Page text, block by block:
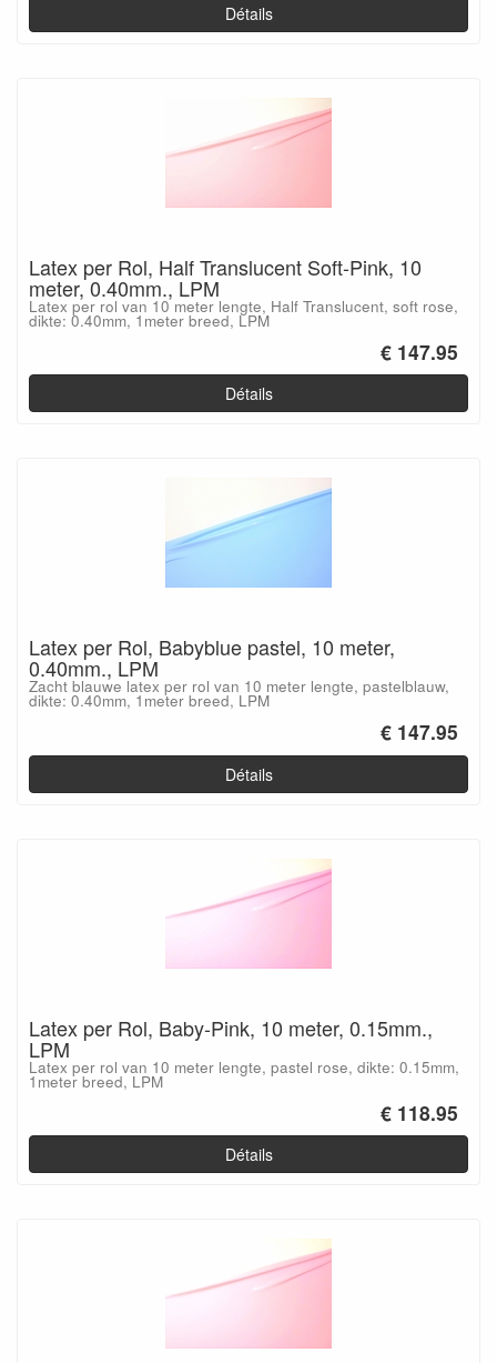
Détails
Latex per Rol, Half Translucent Soft-Pink, 10
meter, 0.40mm., LPM
Latex per rol van 10 meter lengte, Half Translucent, soft rose,
dikte: 0.40mm, 1meter breed, LPM
€ 147.95
Détails
Latex per Rol, Babyblue pastel, 10 meter,
0.40mm., LPM
Zacht blauwe latex per rol van 10 meter lengte, pastelblauw,
dikte: 0.40mm, 1meter breed, LPM
€ 147.95
Détails
Latex per Rol, Baby-Pink, 10 meter, 0.15mm.,
LPM
Latex per rol van 10 meter lengte, pastel rose, dikte: 0.15mm,
1meter breed, LPM
€ 118.95
Détails